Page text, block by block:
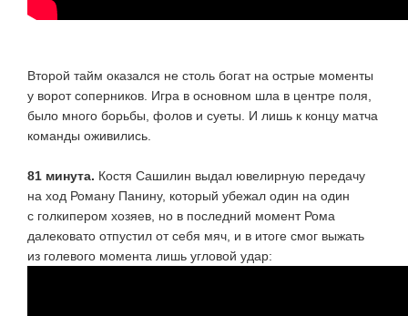
Второй тайм оказался не столь богат на острые моменты
у ворот соперников. Игра в основном шла в центре поля,
было много борьбы, фолов и суеты. И лишь к концу матча
команды оживились.
81 минута. Костя Сашилин выдал ювелирную передачу
на ход Роману Панину, который убежал один на один
с голкипером хозяев, но в последний момент Рома
далековато отпустил от себя мяч, и в итоге смог выжать
из голевого момента лишь угловой удар: